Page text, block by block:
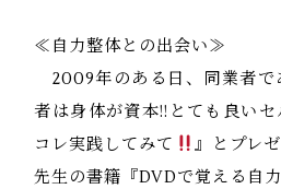
≪自力整体との出会い≫
2009年のある日、同業者で
者は身体が資本!!とても良い
コレ実践してみて
』とプレ
先生の書籍『DVDで覚える自力